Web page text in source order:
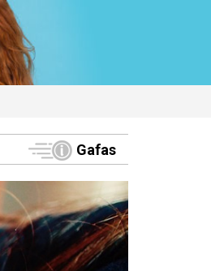
Gafas